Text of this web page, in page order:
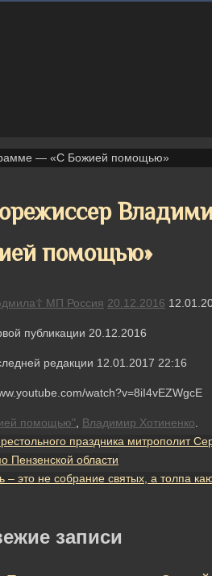
— «С Божией помощью»
помощью»
МП Россия 20.12.2016
публикации 20.12.2016
редакции 12.01.2017 22:16
watch?v=8iI4vEZWgcE
помощью" Владимир Хотиненко
праздника
Пензенской области
– это не собрание святых, а толпа
записи